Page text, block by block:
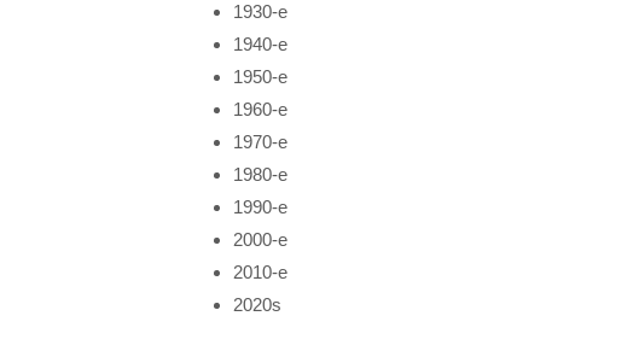
1930-е
1940-е
1950-е
1960-е
1970-е
1980-е
1990-е
2000-е
2010-е
2020s